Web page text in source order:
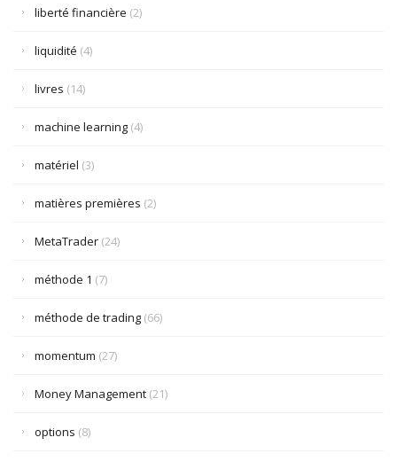
liberté financière (2)
liquidité (4)
livres (14)
machine learning (4)
matériel (3)
matières premières (2)
MetaTrader (24)
méthode 1 (7)
méthode de trading (66)
momentum (27)
Money Management (21)
options (8)